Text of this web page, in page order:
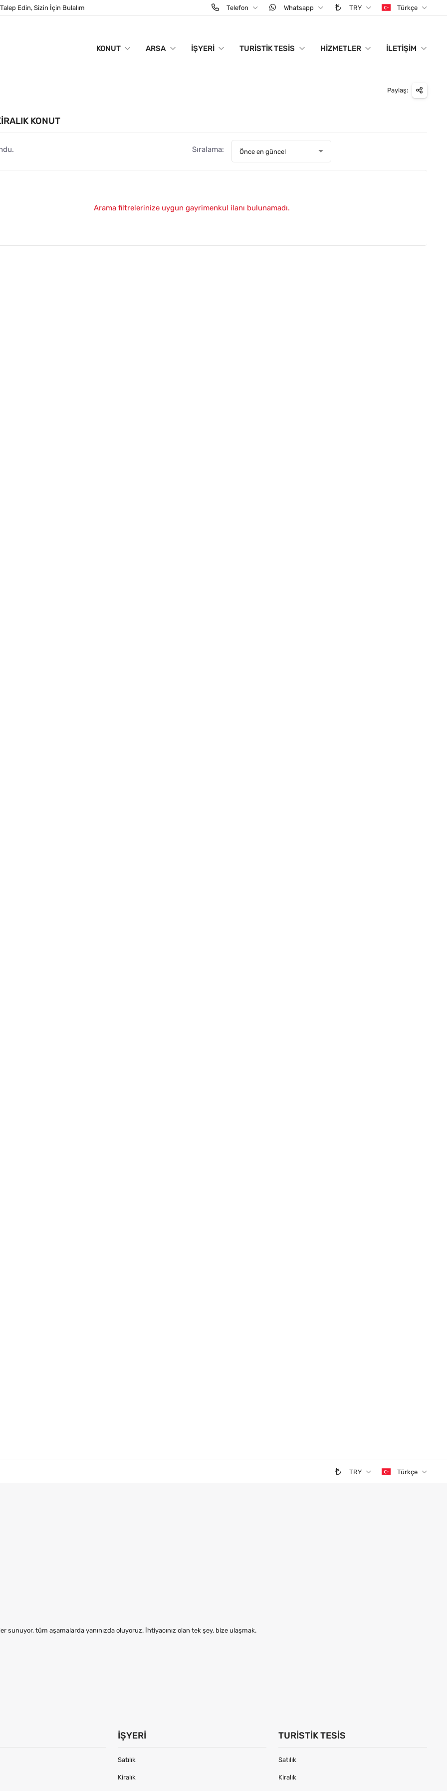
Talep Edin, Sizin İçin Bulalım Telefon Whatsapp TRY Türkçe
KONUT ARSA İŞYERI TURISTIK TESIS HIZMETLER İLETIŞIM
Paylaş:
KONUT
Sıralama: Önce en güncel
Arama filtrelerinize uygun gayrimenkul ilanı bulunamadı.
TRY Türkçe
sunuyor, tüm aşamalarda yanınızda oluyoruz. İhtiyacınız olan tek şey, bize ulaşmak.
İŞYERI
Satılık
Kiralık
TURISTIK TESIS
Satılık
Kiralık